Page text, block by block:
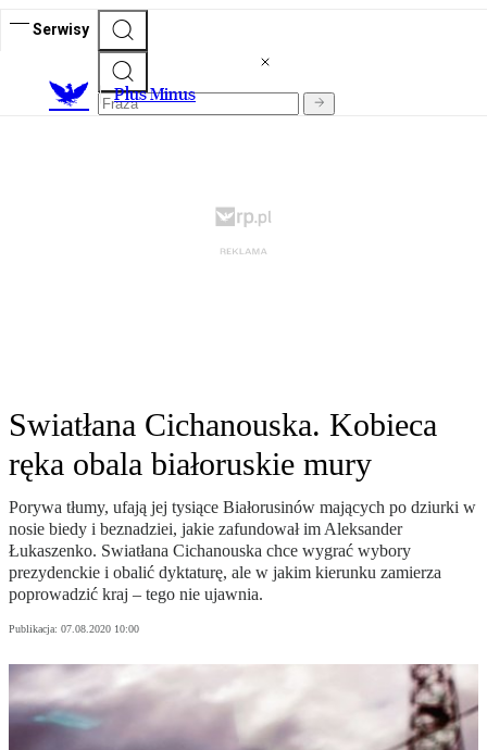
Serwisy
Plus Minus
Swiatłana Cichanouska. Kobieca
ręka obala białoruskie mury
Porywa tłumy, ufają jej tysiące Białorusinów mających po dziurki w
nosie biedy i beznadziei, jakie zafundował im Aleksander
Łukaszenko. Swiatłana Cichanouska chce wygrać wybory
prezydenckie i obalić dyktaturę, ale w jakim kierunku zamierza
poprowadzić kraj – tego nie ujawnia.
Publikacja: 07.08.2020 10:00